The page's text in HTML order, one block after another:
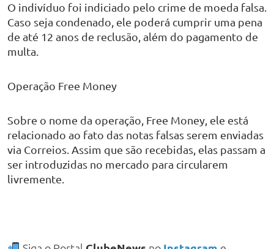
O indivíduo foi indiciado pelo crime de moeda falsa.
Caso seja condenado, ele poderá cumprir uma pena
de até 12 anos de reclusão, além do pagamento de
multa.
Operação Free Money
Sobre o nome da operação, Free Money, ele está
relacionado ao fato das notas falsas serem enviadas
via Correios. Assim que são recebidas, elas passam a
ser introduzidas no mercado para circularem
livremente.